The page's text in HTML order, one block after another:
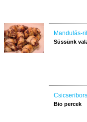
Mandulás-
Süssünk
Bio percek